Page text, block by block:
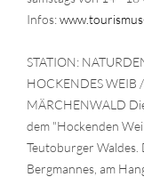
Infos:
STATION:
HOCKENDES WEIB
MÄRCHENWALD
dem "Hockenden
Teutoburger
Bergmannes, am